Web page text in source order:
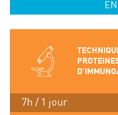
7h / 1 jour